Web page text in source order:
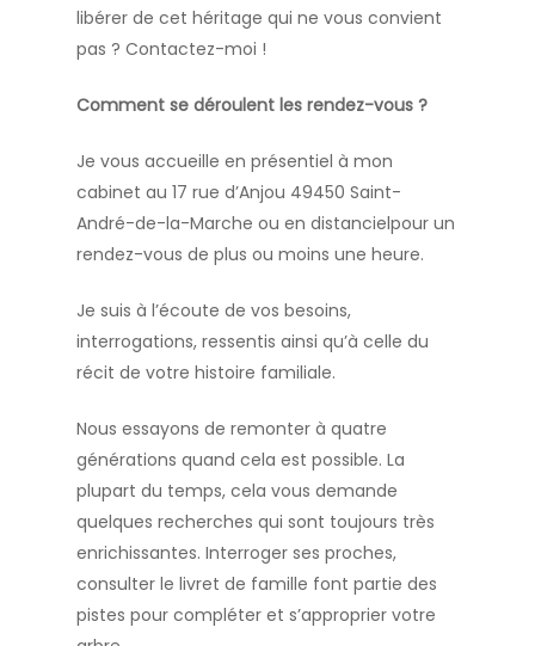
libérer de cet héritage qui ne vous convient
pas ? Contactez-moi !
Comment se déroulent les rendez-vous ?
Je vous accueille en présentiel à mon
cabinet au 17 rue d’Anjou 49450 Saint-
André-de-la-Marche ou en distancielpour un
rendez-vous de plus ou moins une heure.
Je suis à l’écoute de vos besoins,
interrogations, ressentis ainsi qu’à celle du
récit de votre histoire familiale.
Nous essayons de remonter à quatre
générations quand cela est possible. La
plupart du temps, cela vous demande
quelques recherches qui sont toujours très
enrichissantes. Interroger ses proches,
consulter le livret de famille font partie des
pistes pour compléter et s’approprier votre